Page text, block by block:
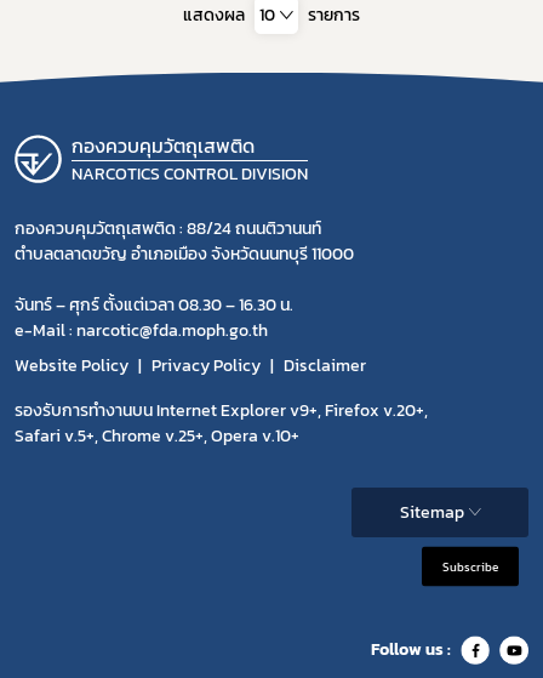
แสดงผล 10 รายการ
กองควบคุมวัตถุเสพติด
NARCOTICS CONTROL DIVISION
กองควบคุมวัตถุเสพติด : 88/24 ถนนติวานนท์
ตำบลตลาดขวัญ อำเภอเมือง จังหวัดนนทบุรี 11000
จันทร์ – ศุกร์ ตั้งแต่เวลา 08.30 – 16.30 น.
e-Mail : narcotic@fda.moph.go.th
Website Policy
Privacy Policy
Disclaimer
รองรับการทำงานบน Internet Explorer v9+, Firefox v.20+,
Safari v.5+, Chrome v.25+, Opera v.10+
Sitemap
Subscribe
Follow us :